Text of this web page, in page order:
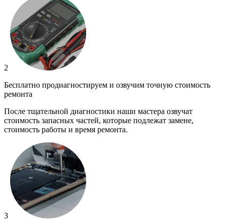
2
Бесплатно продиагностируем и озвучим точную стоимость
ремонта
После тщательной диагностики наши мастера озвучат
стоимость запасных частей, которые подлежат замене,
стоимость работы и время ремонта.
3